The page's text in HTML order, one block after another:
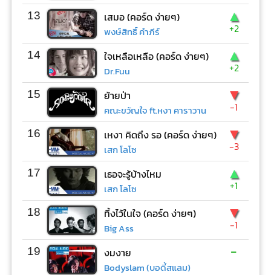
13 เสมอ (คอร์ด ง่ายๆ)
พงษ์สิทธิ์ คำภีร์
▲
+2
14 ใจเหลือเหลือ (คอร์ด ง่ายๆ)
Dr.Fuu
▲
+2
15 ย้ายป่า
คณะขวัญใจ ft.หงา คาราวาน
▼
-1
16 เหงา คิดถึง รอ (คอร์ด ง่ายๆ)
เสก โลโซ
▼
-3
17 เธอจะรู้บ้างไหม
เสก โลโซ
▲
+1
18 ทิ้งไว้ในใจ (คอร์ด ง่ายๆ)
Big Ass
▼
-1
19 งมงาย
Bodyslam (บอดี้สแลม)
-